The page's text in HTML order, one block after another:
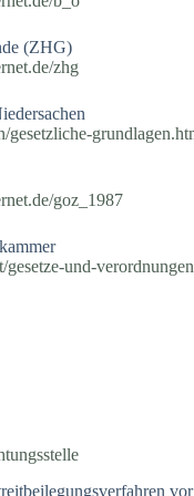
(ZHG)
zhg
gesetzliche-
goz_1987
und-